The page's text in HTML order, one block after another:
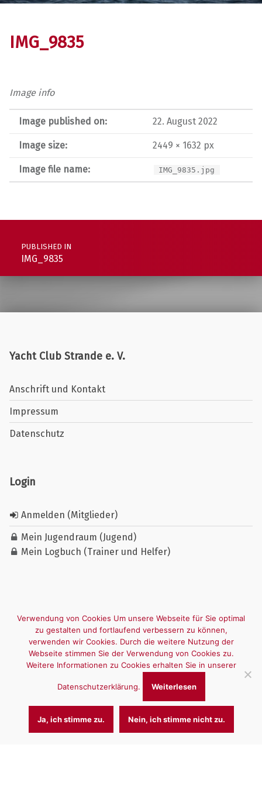
IMG_9835
Image info
Image published on: 22. August 2022
Image size: 2449 × 1632 px
Image file name: IMG_9835.jpg
Post navigation
PUBLISHED IN
IMG_9835
Yacht Club Strande e. V.
Anschrift und Kontakt
Impressum
Datenschutz
Login
Anmelden (Mitglieder)
Mein Jugendraum (Jugend)
Mein Logbuch (Trainer und Helfer)
Verwendung von Cookies Um unsere Webseite für Sie optimal
zu gestalten und fortlaufend verbessern zu können,
verwenden wir Cookies. Durch die weitere Nutzung der
Webseite stimmen Sie der Verwendung von Cookies zu.
Weitere Informationen zu Cookies erhalten Sie in unserer
Datenschutzerklärung. Weiterlesen
Ja, ich stimme zu. Nein, ich stimme nicht zu.